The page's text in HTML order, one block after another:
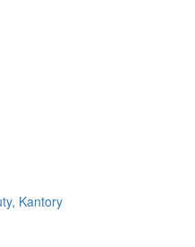
Kantory